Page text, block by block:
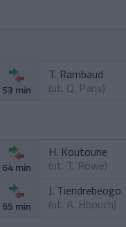
53 min
T. Rambaud
(ut. Q. Paris)
64 min
H. Koutoune
(ut. T. Rowe)
65 min
J. Tiendrebeogo
(ut. A. Hbouch)